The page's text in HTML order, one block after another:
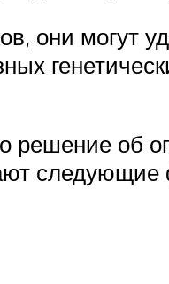
они могут
решение об
следующие